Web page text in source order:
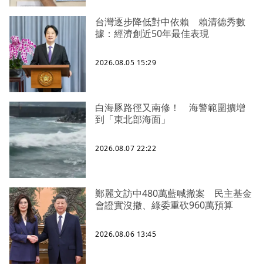
台灣逐步降低對中依賴 賴清德秀數
據：經濟創近50年最佳表現
2026.08.05 15:29
白海豚路徑又南修！ 海警範圍擴增
到「東北部海面」
2026.08.07 22:22
鄭麗文訪中480萬藍喊撤案 民主基金
會證實沒撤、綠委重砍960萬預算
2026.08.06 13:45